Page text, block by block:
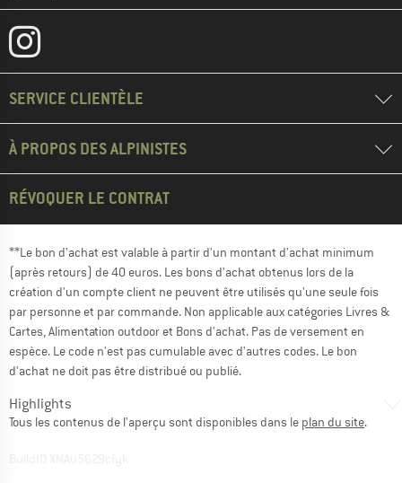
SERVICE CLIENTÈLE
À PROPOS DES ALPINISTES
RÉVOQUER LE CONTRAT
**Le bon d'achat est valable à partir d'un montant d'achat minimum
(après retours) de 40 euros. Les bons d'achat obtenus lors de la
création d'un compte client ne peuvent être utilisés qu'une seule fois
par personne et par commande. Non applicable aux catégories Livres &
Cartes, Alimentation outdoor et Bons d'achat. Pas de versement en
espèce. Le code n'est pas cumulable avec d'autres codes. Le bon
d'achat ne doit pas être distribué ou publié.
Highlights
Tous les contenus de l'aperçu sont disponibles dans le plan du site.